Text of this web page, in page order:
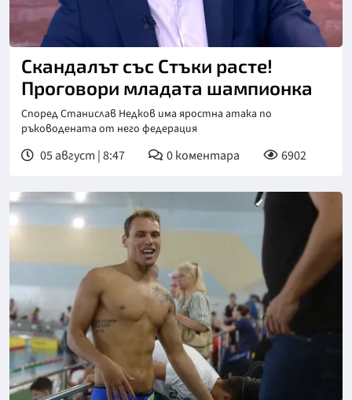
Снимка: бТВ
Скандалът със Стъки расте!
Проговори младата шампионка
Според Станислав Недков има яростна атака по
ръководената от него федерация
05 август | 8:47 0коментара 6902
Снимка: БГНЕС, архив